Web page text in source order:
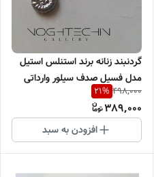
گردنبند زنانه برند استنلس استیل
مدل فسیل صدف سیلور وارداتی
498,000
21%
389,000
افزودن به سبد